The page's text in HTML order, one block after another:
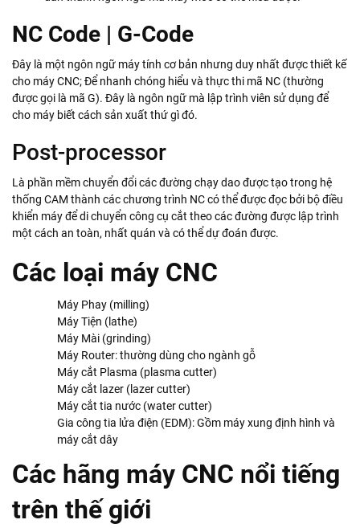
NC Code | G-Code
Đây là một ngôn ngữ máy tính cơ bản nhưng duy nhất được thiết kế
cho máy CNC; Để nhanh chóng hiểu và thực thi mã NC (thường
được gọi là mã G). Đây là ngôn ngữ mà lập trình viên sử dụng để
cho máy biết cách sản xuất thứ gì đó.
Post-processor
Là phần mềm chuyển đổi các đường chạy dao được tạo trong hệ
thống CAM thành các chương trình NC có thể được đọc bởi bộ điều
khiển máy để di chuyển công cụ cắt theo các đường được lập trình
một cách an toàn, nhất quán và có thể dự đoán được.
Các loại máy CNC
Máy Phay (milling)
Máy Tiện (lathe)
Máy Mài (grinding)
Máy Router: thường dùng cho ngành gỗ
Máy cắt Plasma (plasma cutter)
Máy cắt lazer (lazer cutter)
Máy cắt tia nước (water cutter)
Gia công tia lửa điện (EDM): Gồm máy xung định hình và
máy cắt dây
Các hãng máy CNC nổi tiếng
trên thế giới